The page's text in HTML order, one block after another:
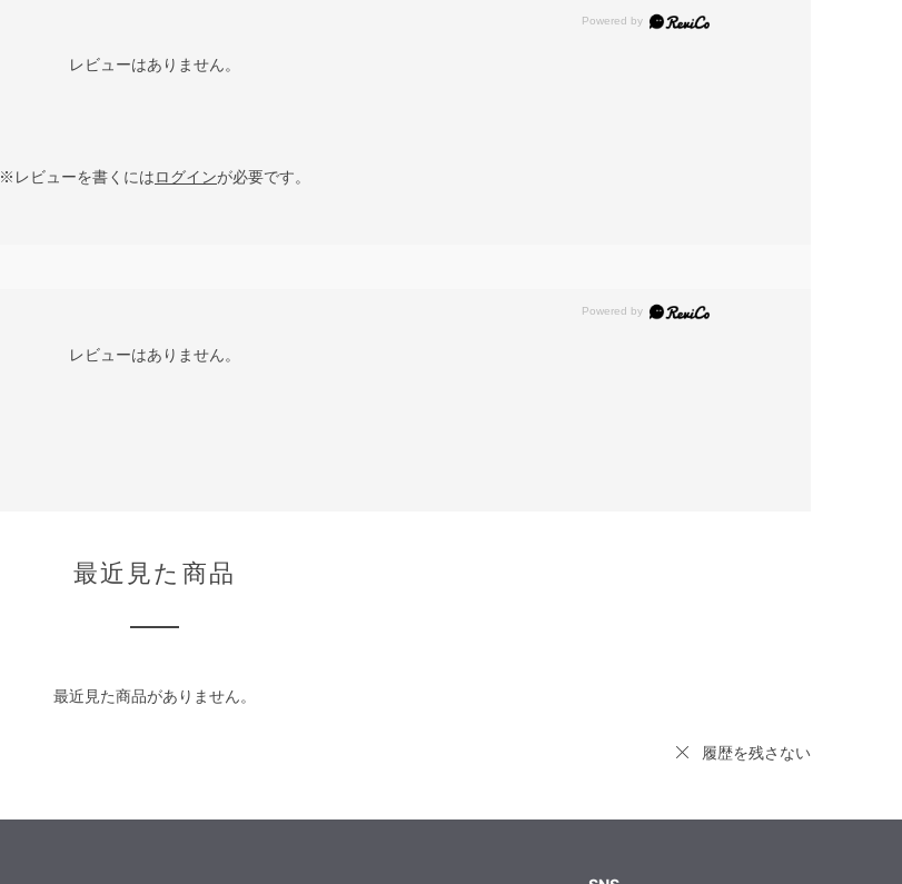
レビューはありません。
※レビューを書くにはログインが必要です。
レビューはありません。
最近見た商品
最近見た商品がありません。
履歴を残さない